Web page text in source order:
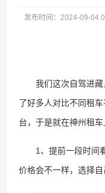
发布时间：2024-09-04
我们这次自驾进藏
了好多人对比不同租
台，于是就在神州租
1、提前一段时间看
价格会不一样，选择自